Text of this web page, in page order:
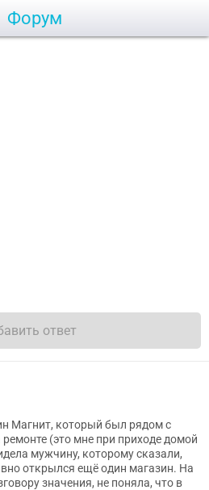
Форум
ответ
Магнит, который был рядом с
(это мне при приходе домой
мужчину, которому сказали,
открылся ещё один магазин. На
значения, не поняла, что в